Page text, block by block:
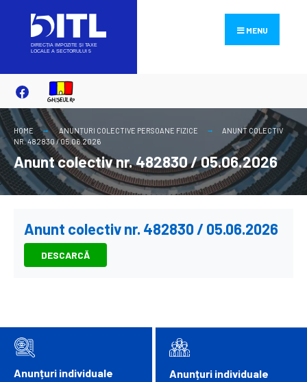
content
MENU
HOME ANUNȚURI COLECTIVE PERSOANE FIZICE
ANUNT COLECTIV
NR. 482830 / 05.06.2026
Anunt colectiv nr. 482830 / 05.06.2026
Anunt colectiv nr. 482830 / 05.06.2026
DESCARCĂ
Anunțuri individuale
Anunțuri individuale
for: